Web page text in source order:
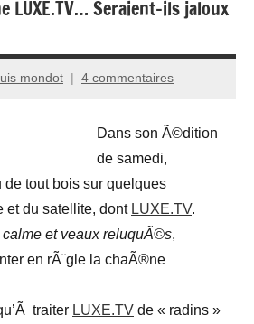
LUXE.TV… Seraient-ils jaloux
mondot 4 commentaires
Dans son Ã©dition
de samedi,
de tout bois sur quelques
et du satellite, dont LUXE.TV.
calme et veaux reluquÃ©s,
en rÃ¨gle la chaÃ®ne
traiter LUXE.TV de « radins »